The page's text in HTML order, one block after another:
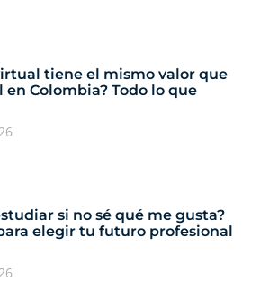
tiene el mismo valor que
en Colombia? Todo lo que
si no sé qué me gusta?
elegir tu futuro profesional